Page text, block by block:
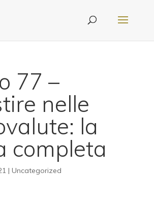
77 –
nelle
la
completa
| Uncategorized